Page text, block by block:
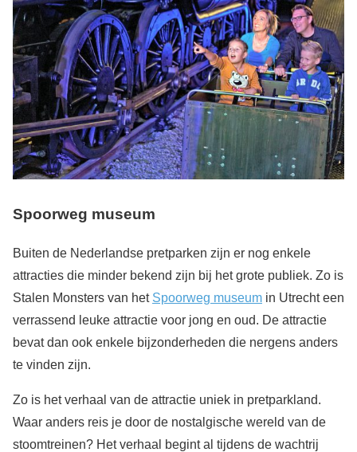
Spoorweg museum
Buiten de Nederlandse pretparken zijn er nog enkele
attracties die minder bekend zijn bij het grote publiek. Zo is
Stalen Monsters van het Spoorweg museum in Utrecht een
verrassend leuke attractie voor jong en oud. De attractie
bevat dan ook enkele bijzonderheden die nergens anders
te vinden zijn.
Zo is het verhaal van de attractie uniek in pretparkland.
Waar anders reis je door de nostalgische wereld van de
stoomtreinen? Het verhaal begint al tijdens de wachtrij